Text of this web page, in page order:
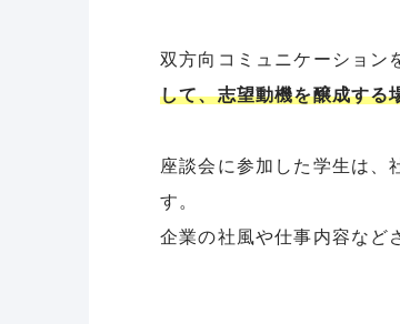
双方向コミュニケーション
して、志望動機を醸成する
座談会に参加した学生は、
す。
企業の社風や仕事内容など